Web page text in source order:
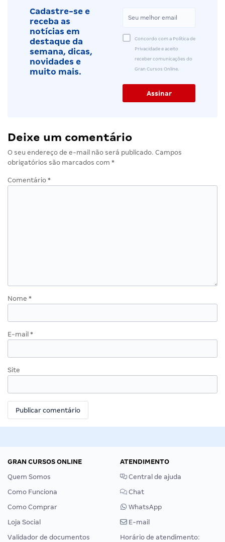
Cadastre-se e
receba as
notícias em
destaque da
semana, dicas,
novidades e
muito mais.
Concordo com a Política de
Privacidade e aceito
receber comunicações do
Gran Cursos Online.
Deixe um comentário
O seu endereço de e-mail não será publicado. Campos
obrigatórios são marcados com *
Comentário *
Nome *
E-mail *
Site
GRAN CURSOS ONLINE
Quem Somos
Como Funciona
Como Comprar
Loja Social
Validador de documentos
ATENDIMENTO
Central de ajuda
Chat
WhatsApp
E-mail
Horário de atendimento: